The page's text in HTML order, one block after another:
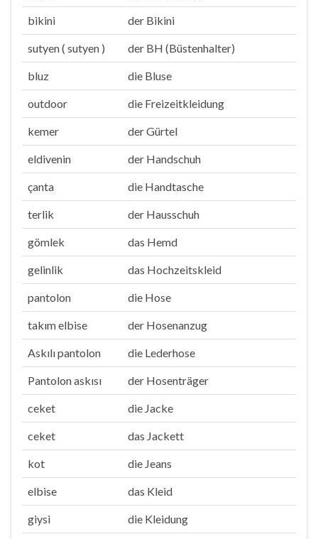
bikini der Bikini
sutyen ( sutyen ) der BH (Büstenhalter)
bluz die Bluse
outdoor die Freizeitkleidung
kemer der Gürtel
eldivenin der Handschuh
çanta die Handtasche
terlik der Hausschuh
gömlek das Hemd
gelinlik das Hochzeitskleid
pantolon die Hose
takım elbise der Hosenanzug
Askılı pantolon die Lederhose
Pantolon askısı der Hosenträger
ceket die Jacke
ceket das Jackett
kot die Jeans
elbise das Kleid
giysi die Kleidung